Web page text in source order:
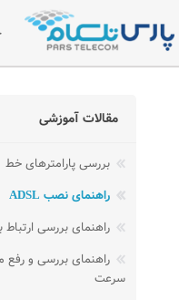
مقالات آموزشی
بررسی پارامترهای خط
راهنمای نصب ADSL
راهنمای بررسی ارتباط
راهنمای بررسی و
سرعت